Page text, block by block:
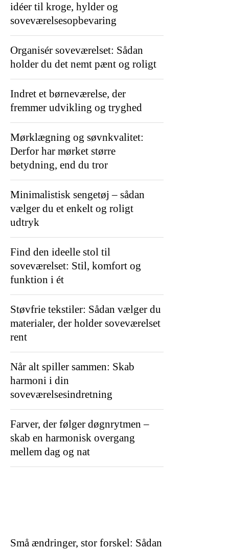
idéer til kroge, hylder og
soveværelsesopbevaring
Organisér soveværelset: Sådan
holder du det nemt pænt og roligt
Indret et børneværelse, der
fremmer udvikling og tryghed
Mørklægning og søvnkvalitet:
Derfor har mørket større
betydning, end du tror
Minimalistisk sengetøj – sådan
vælger du et enkelt og roligt
udtryk
Find den ideelle stol til
soveværelset: Stil, komfort og
funktion i ét
Støvfrie tekstiler: Sådan vælger du
materialer, der holder soveværelset
rent
Når alt spiller sammen: Skab
harmoni i din
soveværelsesindretning
Farver, der følger døgnrytmen –
skab en harmonisk overgang
mellem dag og nat
Små ændringer, stor forskel: Sådan